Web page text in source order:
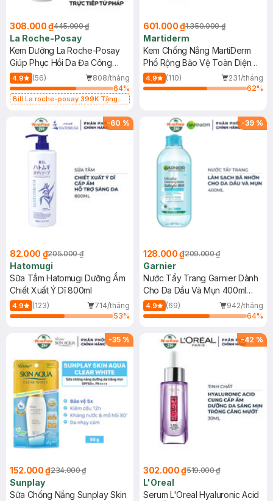
308.000 ₫445.000 ₫
La Roche-Posay
Kem Dưỡng La Roche-Posay
Giúp Phục Hồi Da Đa Công
Dụng 40ml
4.9 (56)
808/tháng
64%
Bill La roche-posay 399K Tặng
(SL có hạn)
601.000 ₫1.350.000 ₫
Martiderm
Kem Chống Nắng MartiDerm
Phổ Rộng Bảo Vệ Toàn Diện
40ml
4.9 (110)
231/tháng
62%
-60 %
82.000 ₫205.000 ₫
Hatomugi
Sữa Tắm Hatomugi Dưỡng Ẩm
Chiết Xuất Ý Dĩ 800ml
4.9 (123)
714/tháng
53%
-39 %
128.000 ₫209.000 ₫
Garnier
Nước Tẩy Trang Garnier Dành
Cho Da Dầu Và Mụn 400ml
(Mới)
4.9 (69)
942/tháng
64%
-35 %
152.000 ₫234.000 ₫
Sunplay
Sữa Chống Nắng Sunplay Skin
-42 %
302.000 ₫519.000 ₫
L'Oreal
Serum L'Oreal Hyaluronic Acid